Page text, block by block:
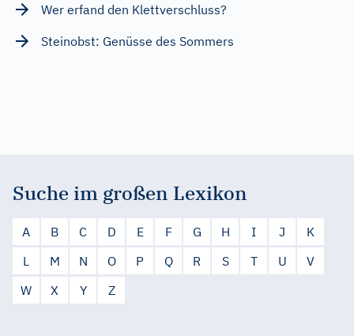
Wer erfand den Klettverschluss?
Steinobst: Genüsse des Sommers
Suche im großen Lexikon
A B C D E F G H I J
K
L
M N O P Q R S T U
V
W
X Y Z